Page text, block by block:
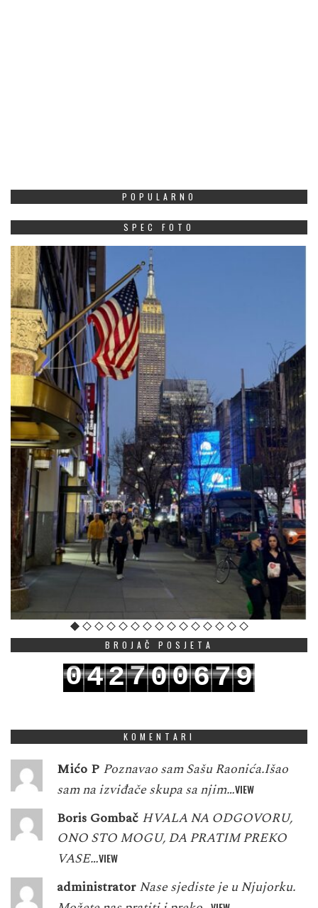
POPULARNO
SPEC FOTO
BROJAČ POSJETA
042700679
KOMENTARI
Mićo P Poznavao sam Sašu Raonića.Išao
sam na izviđače skupa sa njim…VIEW
Boris Gombač HVALA NA ODGOVORU,
ONO STO MOGU, DA PRATIM PREKO
VASE…VIEW
administrator Nase sjediste je u Njujorku.